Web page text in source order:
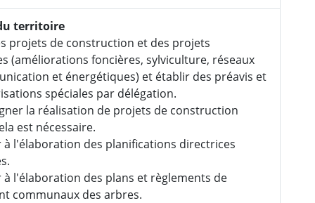
territoire
projets de construction et des projets
(améliorations foncières, sylviculture, réseaux
et énergétiques) et établir des préavis et
spéciales par délégation.
la réalisation de projets de construction
est nécessaire.
à l'élaboration des planifications directrices
l'élaboration des plans et règlements de
communaux des arbres.